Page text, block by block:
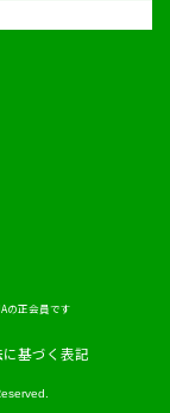
の正会員です
基づく表記